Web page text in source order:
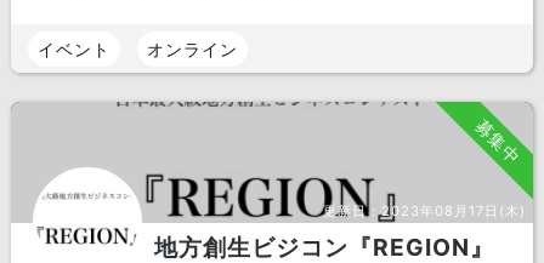
イベント オンライン
募集中
更新日：2023年08月17日(木)
地方創生ビジコン『REGION』